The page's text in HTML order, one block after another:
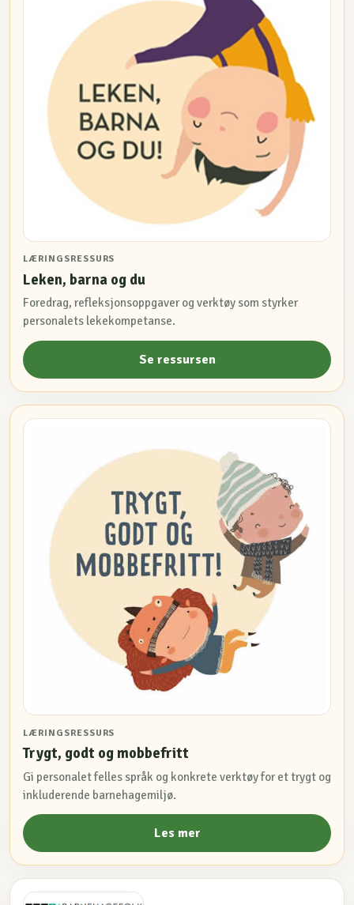
LÆRINGSRESSURS
Leken, barna og du
Foredrag, refleksjonsoppgaver og verktøy som styrker
personalets lekekompetanse.
Se ressursen
LÆRINGSRESSURS
Trygt, godt og mobbefritt
Gi personalet felles språk og konkrete verktøy for et trygt og
inkluderende barnehagemiljø.
Les mer